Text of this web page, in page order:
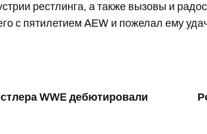
рестлинга, а также вызовы и
с пятилетием AEW и пожелал ему
WWE дебютировали